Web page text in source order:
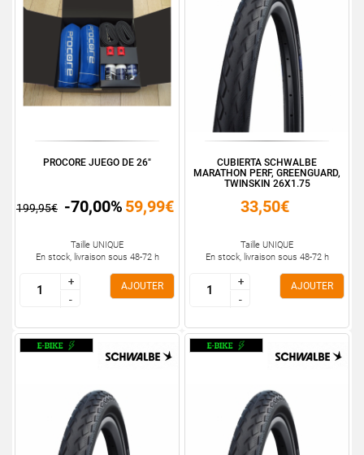
PROCORE JUEGO DE 26"
199,95€ -70,00% 59,99€
Taille UNIQUE
En stock, livraison sous 48-72 h
+
-
+
-
AJOUTER
CUBIERTA SCHWALBE
MARATHON PERF, GREENGUARD,
TWINSKIN 26X1.75
33,50€
Taille UNIQUE
En stock, livraison sous 48-72 h
+
-
+
-
AJOUTER